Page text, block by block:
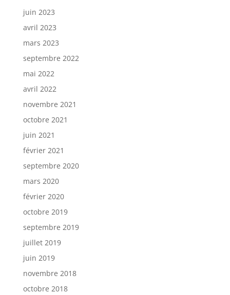
juin 2023
avril 2023
mars 2023
septembre 2022
mai 2022
avril 2022
novembre 2021
octobre 2021
juin 2021
février 2021
septembre 2020
mars 2020
février 2020
octobre 2019
septembre 2019
juillet 2019
juin 2019
novembre 2018
octobre 2018